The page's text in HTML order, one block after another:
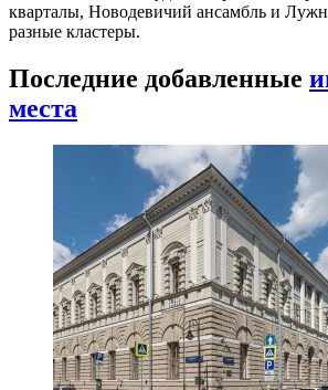
кварталы, Новодевичий ансамбль и
разные кластеры.
Последние добавленные
места